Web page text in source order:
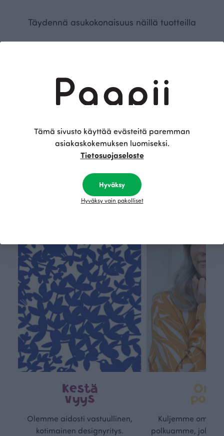
Täydennä asukokonaisuus näillä tuotteilla
Gütermann ompelulanka, vihreä 833
7.70 EUR
Kestä
vyys
Olemme aidosti vastuullinen,
kotimainen designyritys.
Oma
Kuljemme omaa,
polkuamme, jolla
Tämä sivusto käyttää evästeitä paremman
asiakaskokemuksen luomiseksi.
Tietosuojaseloste
Hyväksy
Hyväksy vain pakolliset